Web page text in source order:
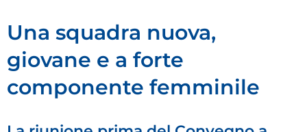
Una squadra nuova,
giovane e a forte
componente femminile